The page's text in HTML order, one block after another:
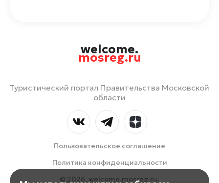
welcome.
mosreg.ru
Туристический портал Правительства Московской
области
Пользовательское соглашение
Политика конфиденциальности
© 2026, welcome.mosreg.ru.